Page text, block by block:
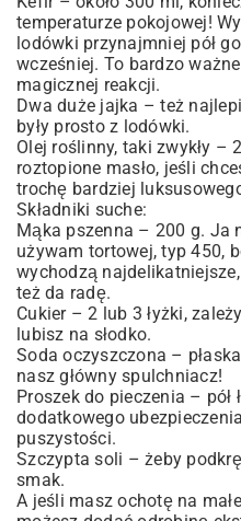
temperaturze pokojowej!
lodówki przynajmniej pół
wcześniej. To bardzo
magicznej reakcji.
Dwa duże jajka – też
były prosto z lodówki.
Olej roślinny, taki zwykły –
roztopione masło, jeśli
trochę bardziej
Składniki suche:
Mąka pszenna – 200 g. Ja
używam tortowej, typ 450,
wychodzą najdelikatniejsze,
też da radę.
Cukier – 2 lub 3 łyżki,
lubisz na słodko.
Soda oczyszczona –
nasz główny spulchniacz!
Proszek do pieczenia – pół
dodatkowego ubezpieczenia
puszystości.
Szczypta soli – żeby
smak.
A jeśli masz ochotę na